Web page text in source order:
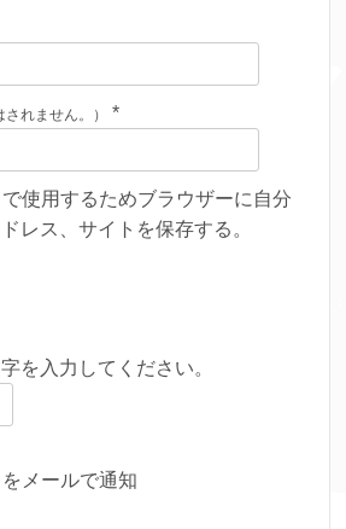
れません。） *
使用するためブラウザーに自分
レス、サイトを保存する。
を入力してください。
メールで通知